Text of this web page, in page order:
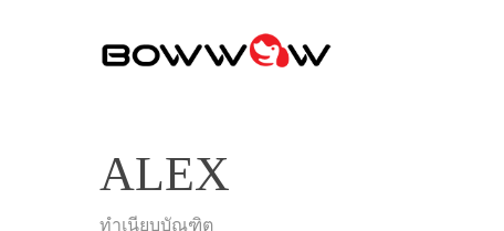
ALEX
ทำเนียบบัณฑิต